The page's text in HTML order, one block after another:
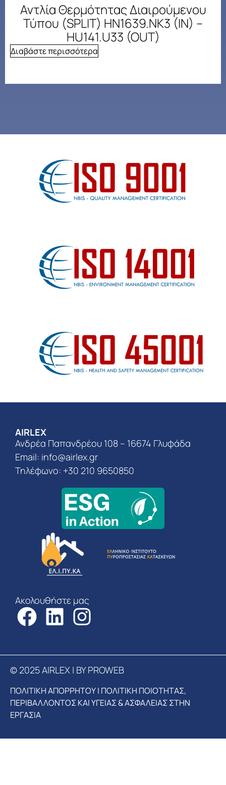
Αντλία Θερμότητας Διαιρούμενου
Τύπου (SPLIT) HN1639.NK3 (IN) –
HU141.U33 (OUT)
Διαβάστε περισσότερα
AIRLEX
Ανδρέα Παπανδρέου 108 – 16674 Γλυφάδα
Email: info@airlex.gr
Τηλέφωνο: +30 210 9650850
Ακολουθήστε μας
© 2025 AIRLEX | BY PROWEB
ΠΟΛΙΤΙΚΗ ΑΠΟΡΡΗΤΟΥ| ΠΟΛΙΤΙΚΗ ΠΟΙΟΤΗΤΑΣ,
ΠΕΡΙΒΑΛΛΟΝΤΟΣ ΚΑΙ ΥΓΕΙΑΣ & ΑΣΦΑΛΕΙΑΣ ΣΤΗΝ
ΕΡΓΑΣΙΑ